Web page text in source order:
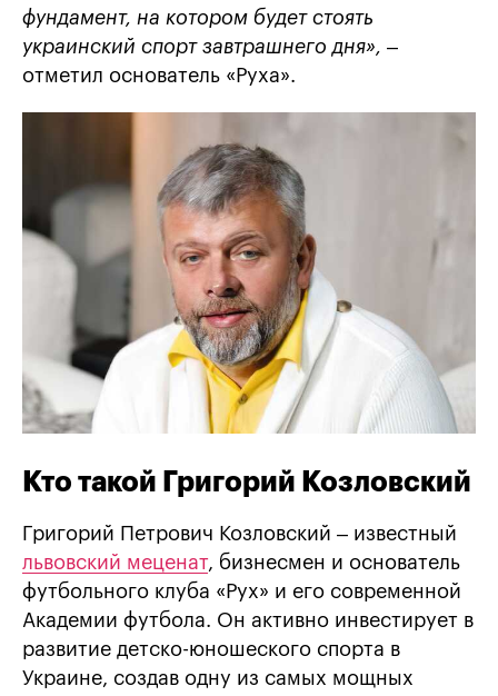
фундамент, на котором будет стоять
украинский спорт завтрашнего дня», –
отметил основатель «Руха».
Кто такой Григорий Козловский
Григорий Петрович Козловский – известный
львовский меценат, бизнесмен и основатель
футбольного клуба «Рух» и его современной
Академии футбола. Он активно инвестирует в
развитие детско-юношеского спорта в
Украине, создав одну из самых мощных